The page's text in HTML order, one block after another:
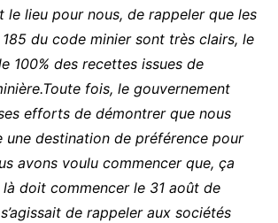
le lieu pour nous, de rappeler que les
du code minier sont très clairs, le
100% des recettes issues de
fois, le gouvernement
efforts de démontrer que nous
une destination de préférence pour
avons voulu commencer que, ça
doit commencer le 31 août de
de rappeler aux sociétés